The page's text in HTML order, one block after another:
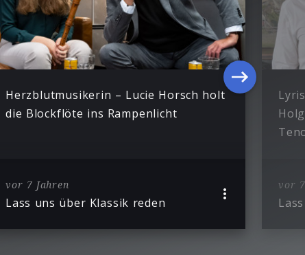
Herzblutmusikerin – Lucie Horsch holt
die Blockflöte ins Rampenlicht
vor 7 Jahren
Lass uns über Klassik reden
vor